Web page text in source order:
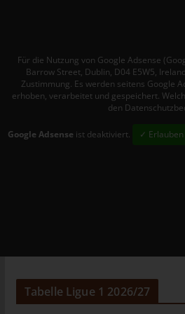
Für die Nutzung von Google Adsense
Barrow Street, Dublin, D04 E5W5,
Zustimmung. Es werden seitens Google
erhoben, verarbeitet und gespeichert.
den
Google Adsense ist deaktiviert. ✓ Erlauben
Tabelle Ligue 1 2026/27
Behörde, Einrichtung oder andere
Daten im Auftrag des
i) Empfänger
Einrichtung oder andere Stelle, der
j) Dritter
Dritter ist eine natürliche oder
Einrichtung oder andere Stelle außer